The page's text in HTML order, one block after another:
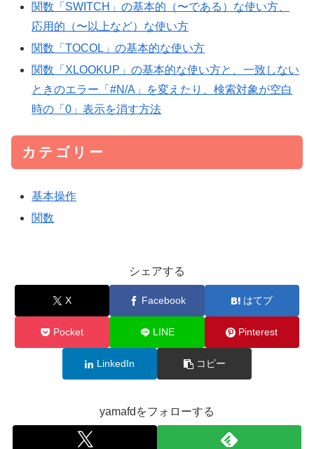
関数「SWITCH」の基本的（〜である）な使い方、
応用的（〜以上など）な使い方
関数「TOCOL」の基本的な使い方
関数「XLOOKUP」の基本的な使い方と、一致しない
ときのエラー「#N/A」を変えたり、検索対象が空白
時の「0」表示を消す方法
カテゴリー
基本操作
関数
シェアする
X Facebook はてブ
Pocket LINE Pinterest
LinkedIn コピー
yamafdをフォローする